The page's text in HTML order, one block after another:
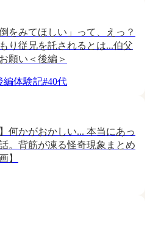
をみてほしい」って、えっ？
り従兄を託されるとは...伯父
願い＜後編＞
編体験記#40代
何かがおかしい... 本当にあっ
。背筋が凍る怪奇現象まとめ
】